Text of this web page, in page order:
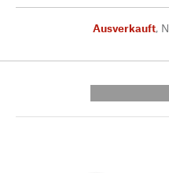
Ausverkauft,